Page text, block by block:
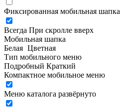
Фиксированная мобильная шапка
Всегда При скролле вверх
Мобильная шапка
Белая Цветная
Тип мобильного меню
Подробный Краткий
Компактное мобильное меню
Меню каталога развёрнуто